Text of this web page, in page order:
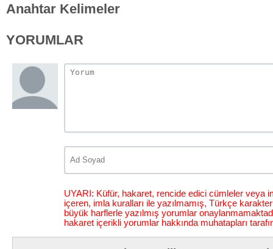
Anahtar Kelimeler
YORUMLAR
UYARI: Küfür, hakaret, rencide edici cümleler veya
içeren, imla kuralları ile yazılmamış, Türkçe
büyük harflerle yazılmış yorumlar
hakaret içerikli yorumlar hakkında muhatapları